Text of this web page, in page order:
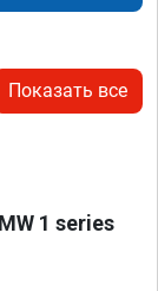
Показать все
1 series